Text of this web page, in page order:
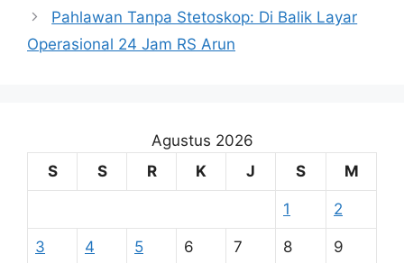
Pahlawan Tanpa Stetoskop: Di Balik Layar
Operasional 24 Jam RS Arun
Agustus 2026
S
S R K J S M
1 2
3 4 5 6 7 8 9